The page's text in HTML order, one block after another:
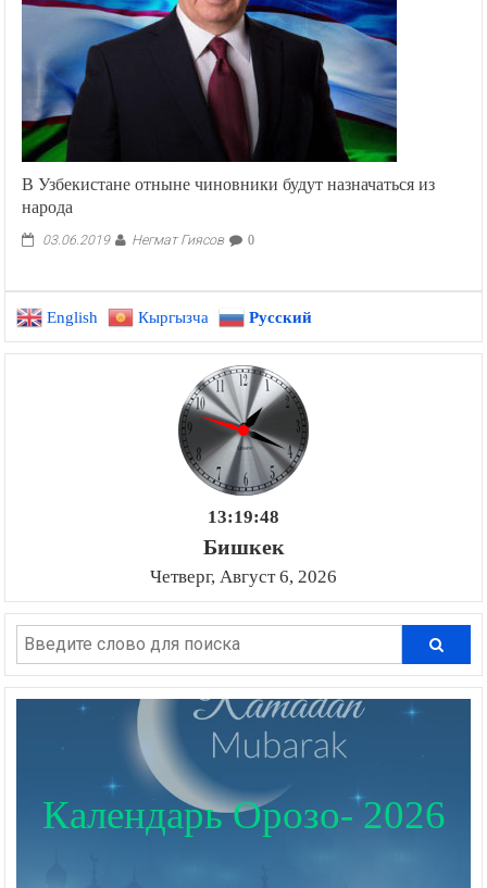
В Узбекистане отныне чиновники будут назначаться из
народа
03.06.2019 Негмат Гиясов 0
English Кыргызча Русский
13:19:49
Бишкек
Четверг, Август 6, 2026
Календарь Орозо- 2026